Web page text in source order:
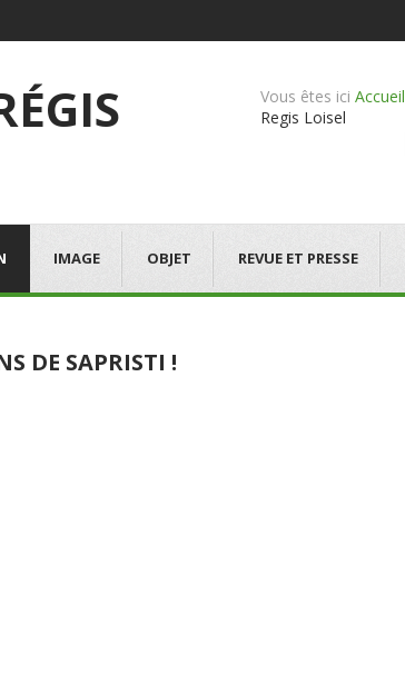
Vous êtes ici Accueil
Regis Loisel
IMAGE OBJET REVUE ET PRESSE
DE SAPRISTI !